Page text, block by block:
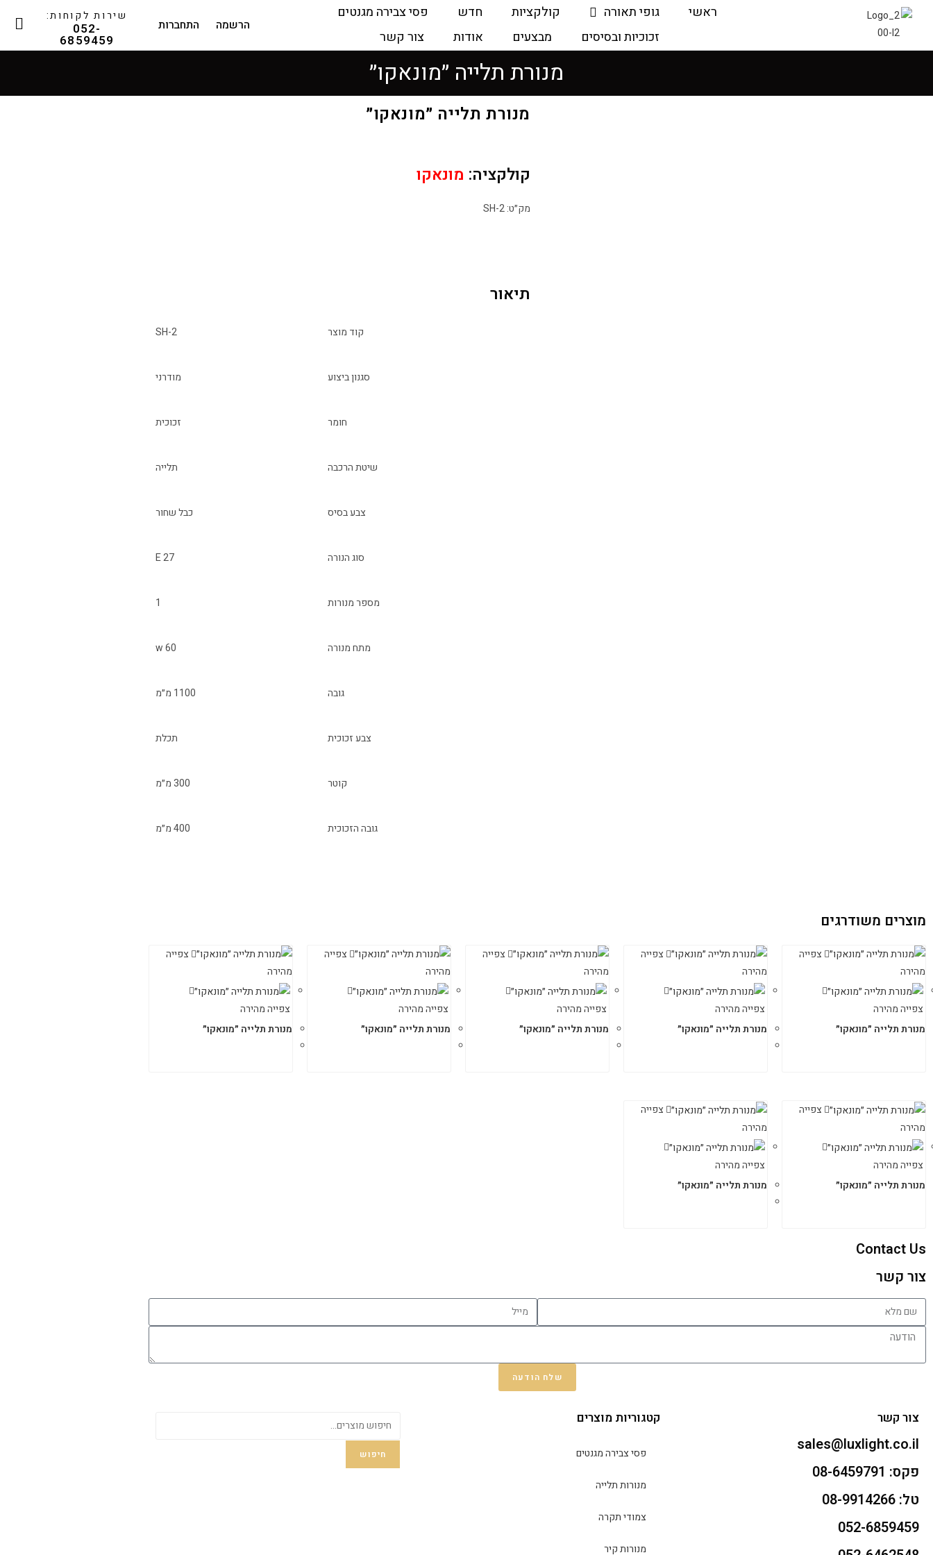
ראשי גופי תאורה קולקציות חדש
פסי צבירה מגנטים
זכוכיות ובסיסים
מבצעים אודות צור קשר
הרשמה התחברות
שירות לקוחות:
052-
6859459
מנורת תלייה ״מונאקו״
מנורת תלייה ״מונאקו״
קולקציה: מונאקו
מק״ט: SH-2
תיאור
קוד מוצר SH-2
סגנון ביצוע מודרני
חומר זכוכית
שיטת הרכבה תלייה
צבע בסיס כבל שחור
סוג הנורה E 27
מספר מנורות 1
מתח מנורה w 60
גובה 1100 מ״מ
צבע זכוכית תכלת
קוטר 300 מ״מ
גובה הזכוכית 400 מ״מ
מוצרים משודרגים
צפייה
מהירה
צפייה מהירה
מנורת תלייה ״מונאקו״
צפייה
מהירה
צפייה מהירה
מנורת תלייה ״מונאקו״
צפייה
מהירה
צפייה מהירה
מנורת תלייה ״מונאקו״
צפייה
מהירה
צפייה מהירה
מנורת תלייה ״מונאקו״
צפייה
מהירה
צפייה מהירה
מנורת תלייה ״מונאקו״
צפייה
מהירה
צפייה מהירה
מנורת תלייה ״מונאקו״
צפייה
מהירה
צפייה מהירה
מנורת תלייה ״מונאקו״
Contact Us
צור קשר
שלח הודעה
צור קשר
sales@luxlight.co.il
פקס: 08-6459791
טל: 08-9914266
052-6859459
קטגוריות מוצרים
פסי צבירה מגנטים
מנורות תלייה
צמודי תקרה
מנורות קיר
חיפוש